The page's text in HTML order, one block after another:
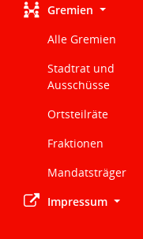
Gremien
Alle Gremien
Stadtrat und
Ausschüsse
Ortsteilräte
Fraktionen
Mandatsträger
Impressum